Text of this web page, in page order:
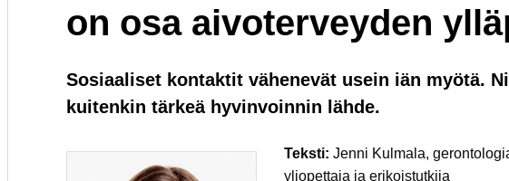
on osa aivoterveyden
Sosiaaliset kontaktit vähenevät usein iän myötä.
kuitenkin tärkeä hyvinvoinnin lähde.
Teksti:Jenni Kulmala,
yliopettaja ja erikoistutkija